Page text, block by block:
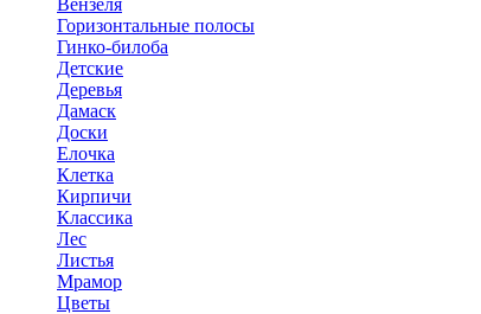
Вензеля
Горизонтальные полосы
Гинко-билоба
Детские
Деревья
Дамаск
Доски
Елочка
Клетка
Кирпичи
Классика
Лес
Листья
Мрамор
Цветы